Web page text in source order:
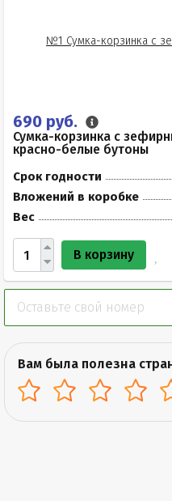
690 руб.
Сумка-корзинка с
красно-белые бутоны
Срок годности
Вложений в коробке
Вес
В корзину
Вам была полезна